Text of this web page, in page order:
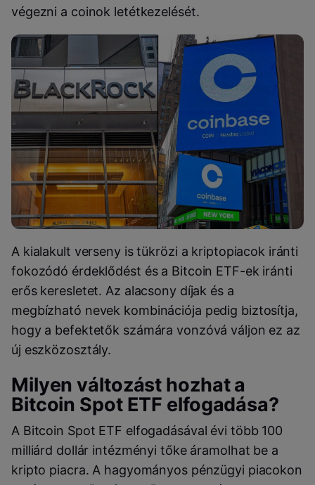
végezni a coinok letétkezelését.
A kialakult verseny is tükrözi a kriptopiacok iránti
fokozódó érdeklődést és a Bitcoin ETF-ek iránti
erős keresletet. Az alacsony díjak és a
megbízható nevek kombinációja pedig biztosítja,
hogy a befektetők számára vonzóvá váljon ez az
új eszközosztály.
Milyen változást hozhat a
Bitcoin Spot ETF elfogadása?
A Bitcoin Spot ETF elfogadásával évi több 100
milliárd dollár intézményi tőke áramolhat be a
kripto piacra. A hagyományos pénzügyi piacokon